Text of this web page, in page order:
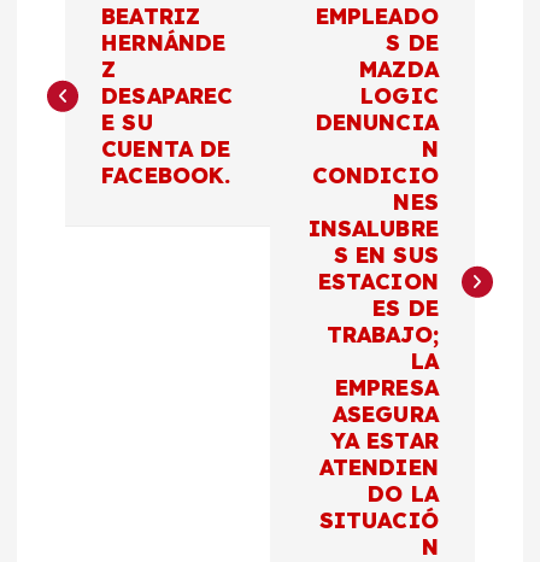
v
BEATRIZ
HERNÁNDE
Z
DESAPAREC
E SU
CUENTA DE
FACEBOOK.
EMPLEADO
S DE
MAZDA
LOGIC
DENUNCIA
N
CONDICIO
NES
INSALUBRE
S EN SUS
ESTACION
ES DE
TRABAJO;
LA
EMPRESA
ASEGURA
YA ESTAR
ATENDIEN
DO LA
SITUACIÓ
N